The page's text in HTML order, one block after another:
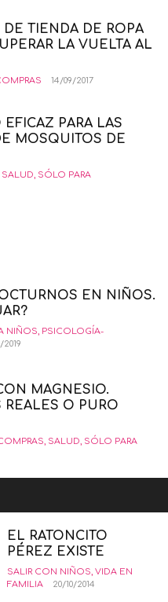
EL RATONCITO
PÉREZ EXISTE
SALIR CON NIÑOS, VIDA EN
FAMILIA
20/10/2014
TIENDA DE ROPA
LA VUELTA AL
14/09/2017
PARA LAS
MOSQUITOS DE
SALUD, SÓLO PARA
EN NIÑOS.
NIÑOS, PSICOLOGÍA-
MAGNESIO.
REALES O PURO
, SALUD, SÓLO PARA
, INTERESANTE,PSICOLOGÍA-
2015
ABORTO LEGAL